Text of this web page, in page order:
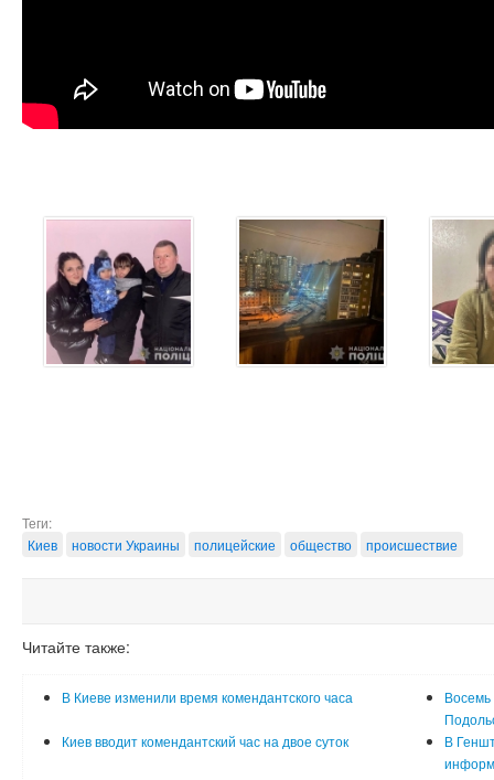
Теги:
Киев
новости Украины полицейские общество происшествие
Читайте также:
В Киеве изменили время комендантского часа
Восемь
Киев вводит комендантский час на двое суток
В